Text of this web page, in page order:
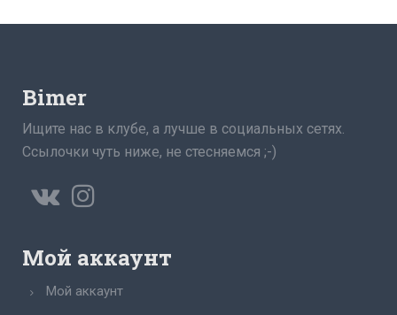
Bimer
Ищите нас в клубе, а лучше в социальных сетях.
Ссылочки чуть ниже, не стесняемся ;-)
Мой аккаунт
Мой аккаунт